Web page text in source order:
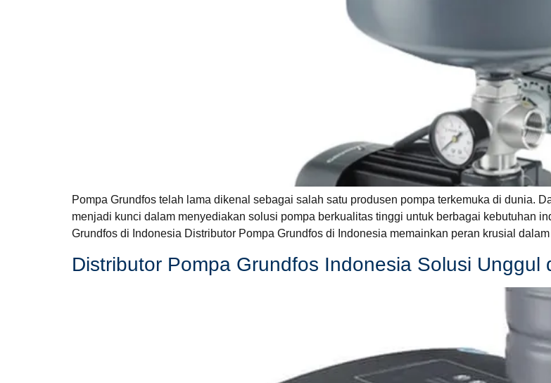
Pompa Grundfos telah lama dikenal sebagai salah satu produsen pompa terkemuka di dunia.
menjadi kunci dalam menyediakan solusi pompa berkualitas tinggi untuk berbagai kebutuhan
Grundfos di Indonesia Distributor Pompa Grundfos di Indonesia memainkan peran krusial
Distributor Pompa Grundfos Indonesia Solusi Unggul